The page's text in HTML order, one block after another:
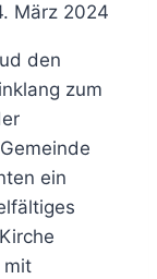
März 2024
den
zum
ein
mit